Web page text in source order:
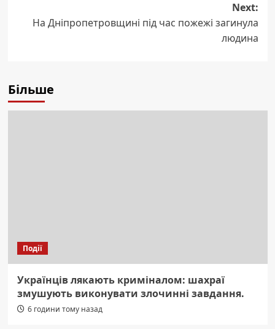
Next:
На Дніпропетровщині під час пожежі загинула
людина
Більше
Події
Українців лякають криміналом: шахраї
змушують виконувати злочинні завдання.
6 години тому назад